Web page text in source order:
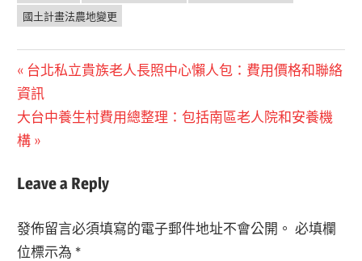
國土計畫法農地變更
文
章
導
Previous
Post:
台北私立貴族老人長照中心懶人包：費用價格和聯絡
資訊
Next
Post:
大台中養生村費用總整理：包括南區老人院和安養機
構
Leave a Reply
發佈留言必須填寫的電子郵件地址不會公開。 必填欄
位標示為 *